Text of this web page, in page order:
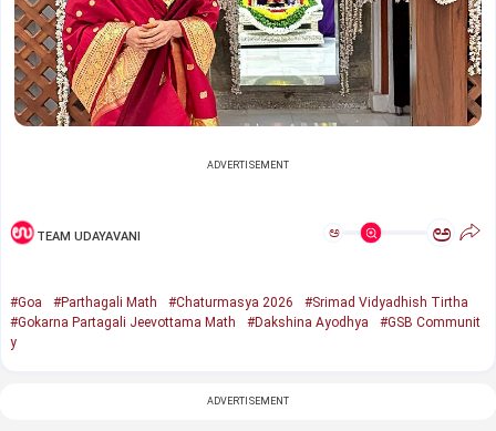
ADVERTISEMENT
TEAM UDAYAVANI ಅ ಅ
#Goa #Parthagali Math #Chaturmasya 2026
#Srimad Vidyadhish Tirtha
#Gokarna Partagali Jeevottama Math
#Dakshina Ayodhya
#GSB Communit
y
ADVERTISEMENT